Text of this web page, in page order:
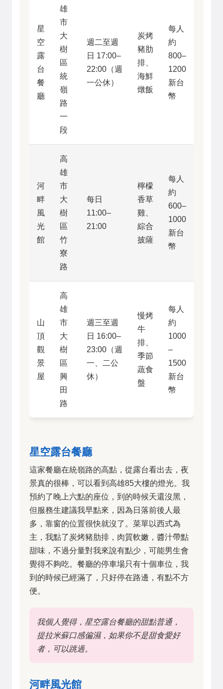
星
空
露
台
餐
廳
雄
市
大
樹
區
統
嶺
路
一
段
週二至週
日 17:00–
22:00（週
一公休）
炭烤
豬肋
排、
海鮮
燉飯
每人
約
800–
1200
新台
幣
河
畔
風
光
館
高
雄
市
大
樹
區
竹
寮
路
每日
11:00–
21:00
檸檬
香草
雞、
綜合
披薩
每人
約
600–
1000
新台
幣
山
頂
觀
景
屋
高
雄
市
大
樹
區
興
田
路
週三至週
日 16:00–
23:00（週
一、二公
休）
慢烤
牛
排、
季節
蔬食
盤
每人
約
1000
–
1500
新台
幣
星空露台餐廳
這家餐廳在統嶺路的高點，從露台看出去，夜
景真的很棒，可以看到高雄85大樓的燈光。我
預約了晚上六點的座位，到的時候天還沒黑，
但服務生建議我早點來，因為日落前後人最
多，靠窗的位置很快就沒了。菜單以西式為
主，我點了炭烤豬肋排，肉質軟嫩，醬汁帶點
甜味，不過分量對我來說有點少，可能男生會
覺得不夠吃。餐廳的停車場只有十個車位，我
到的時候已經滿了，只好停在路邊，有點不方
便。
我個人覺得，星空露台餐廳的甜點普通，
提拉米蘇口感偏濕，如果你不是甜食愛好
者，可以跳過。
河畔風光館